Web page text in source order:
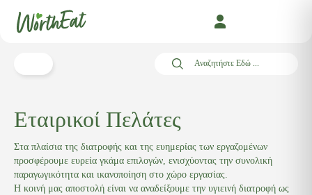
Search
Εταιρικοί Πελάτες
Στα πλαίσια της διατροφής και της ευημερίας των εργαζομένων
προσφέρουμε ευρεία γκάμα επιλογών, ενισχύοντας την συνολική
παραγωγικότητα και ικανοποίηση στο χώρο εργασίας.
Η κοινή μας αποστολή είναι να αναδείξουμε την υγιεινή διατροφή ως